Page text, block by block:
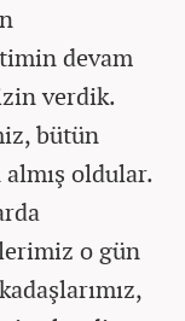
devam
verdik.
bütün
oldular.
o gün